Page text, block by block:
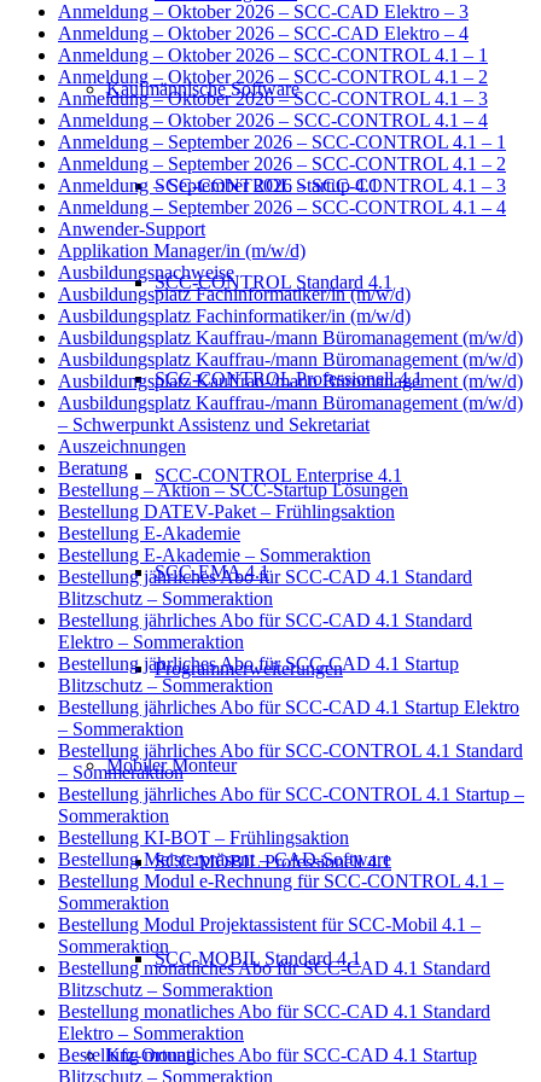
Kaufmännische Software
SCC-CONTROL Startup 4.1
SCC-CONTROL Standard 4.1
SCC-CONTROL Professionell 4.1
SCC-CONTROL Enterprise 4.1
SCC-EMA 4.1
Programmerweiterungen
Mobiler Monteur
SCC-MOBIL Professionell 4.1
SCC-MOBIL Standard 4.1
Kfz-Ortung
Anmeldung – Oktober 2026 – SCC-CAD Elektro – 3
Anmeldung – Oktober 2026 – SCC-CAD Elektro – 4
Anmeldung – Oktober 2026 – SCC-CONTROL 4.1 – 1
Anmeldung – Oktober 2026 – SCC-CONTROL 4.1 – 2
Anmeldung – Oktober 2026 – SCC-CONTROL 4.1 – 3
Anmeldung – Oktober 2026 – SCC-CONTROL 4.1 – 4
Anmeldung – September 2026 – SCC-CONTROL 4.1 – 1
Anmeldung – September 2026 – SCC-CONTROL 4.1 – 2
Anmeldung – September 2026 – SCC-CONTROL 4.1 – 3
Anmeldung – September 2026 – SCC-CONTROL 4.1 – 4
Anwender-Support
Applikation Manager/in (m/w/d)
Ausbildungsnachweise
Ausbildungsplatz Fachinformatiker/in (m/w/d)
Ausbildungsplatz Fachinformatiker/in (m/w/d)
Ausbildungsplatz Kauffrau-/mann Büromanagement (m/w/d)
Ausbildungsplatz Kauffrau-/mann Büromanagement (m/w/d)
Ausbildungsplatz Kauffrau-/mann Büromanagement (m/w/d)
Ausbildungsplatz Kauffrau-/mann Büromanagement (m/w/d)
– Schwerpunkt Assistenz und Sekretariat
Auszeichnungen
Beratung
Bestellung – Aktion – SCC-Startup Lösungen
Bestellung DATEV-Paket – Frühlingsaktion
Bestellung E-Akademie
Bestellung E-Akademie – Sommeraktion
Bestellung jährliches Abo für SCC-CAD 4.1 Standard
Blitzschutz – Sommeraktion
Bestellung jährliches Abo für SCC-CAD 4.1 Standard
Elektro – Sommeraktion
Bestellung jährliches Abo für SCC-CAD 4.1 Startup
Blitzschutz – Sommeraktion
Bestellung jährliches Abo für SCC-CAD 4.1 Startup Elektro
– Sommeraktion
Bestellung jährliches Abo für SCC-CONTROL 4.1 Standard
– Sommeraktion
Bestellung jährliches Abo für SCC-CONTROL 4.1 Startup –
Sommeraktion
Bestellung KI-BOT – Frühlingsaktion
Bestellung Meisterpräsent – CAD-Software
Bestellung Modul e-Rechnung für SCC-CONTROL 4.1 –
Sommeraktion
Bestellung Modul Projektassistent für SCC-Mobil 4.1 –
Sommeraktion
Bestellung monatliches Abo für SCC-CAD 4.1 Standard
Blitzschutz – Sommeraktion
Bestellung monatliches Abo für SCC-CAD 4.1 Standard
Elektro – Sommeraktion
Bestellung monatliches Abo für SCC-CAD 4.1 Startup
Blitzschutz – Sommeraktion